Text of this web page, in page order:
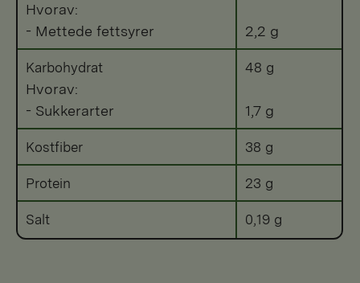
Hvorav:
- Mettede fettsyrer
2,2 g
Karbohydrat
Hvorav:
- Sukkerarter
48 g
1,7 g
Kostfiber 38 g
Protein 23 g
Salt 0,19 g